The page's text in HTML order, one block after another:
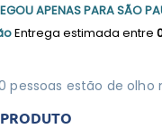
APENAS PARA SÃO
Entrega estimada entre
5 pessoas estão de olho